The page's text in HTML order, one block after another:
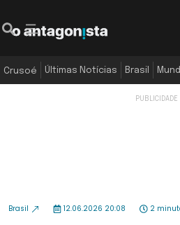
Crusoé Últimas Notícias Brasil
Brasil 12.06.2026 20:08 2